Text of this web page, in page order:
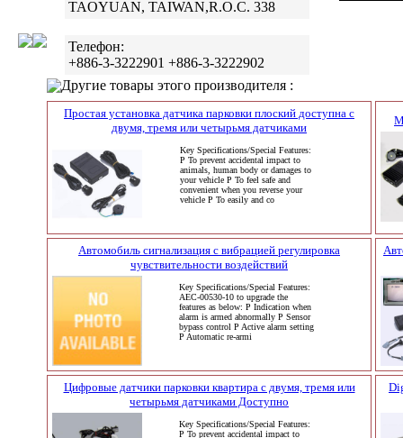
TAOYUAN, TAIWAN,R.O.C. 338
Телефон:
+886-3-3222901 +886-3-3222902
Другие товары этого производителя :
Простая установка датчика парковки плоский доступна с
двумя, тремя или четырьмя датчиками
Key Specifications/Special Features:
P To prevent accidental impact to
animals, human body or damages to
your vehicle P To feel safe and
convenient when you reverse your
vehicle P To easily and co
Автомобиль сигнализация с вибрацией регулировка
чувствительности воздействий
Key Specifications/Special Features:
AEC-00530-10 to upgrade the
features as below: P Indication when
alarm is armed abnormally P Sensor
bypass control P Active alarm setting
P Automatic re-armi
Цифровые датчики парковки квартира с двумя, тремя или
четырьмя датчиками Доступно
Key Specifications/Special Features:
P To prevent accidental impact to